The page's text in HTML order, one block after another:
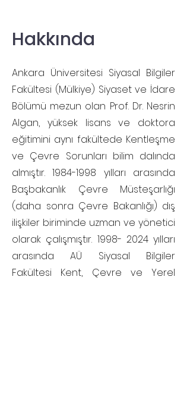
Hakkında
Ankara Üniversitesi Siyasal Bilgiler
Fakültesi (Mülkiye) Siyaset ve İdare
Bölümü mezun olan Prof. Dr. Nesrin
Algan, yüksek lisans ve doktora
eğitimini aynı fakültede Kentleşme
ve Çevre Sorunları bilim dalında
almıştır.1984-1998 yılları arasında
Başbakanlık Çevre Müsteşarlığı
(daha sonra Çevre Bakanlığı) dış
ilişkiler biriminde uzman ve yönetici
olarak çalışmıştır. 1998- 2024yılları
arasında AÜ Siyasal Bilgiler
Fakültesi Kent, Çevre ve Yerel